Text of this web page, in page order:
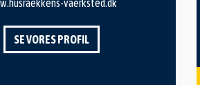
vaerksted.dk
SE VORES PROFIL